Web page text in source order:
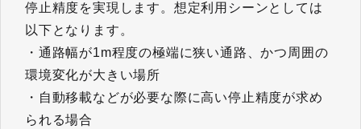
停止精度を実現します。想定利用シーンとしては
以下となります。
・通路幅が1m程度の極端に狭い通路、かつ周囲の
環境変化が大きい場所
・自動移載などが必要な際に高い停止精度が求め
られる場合